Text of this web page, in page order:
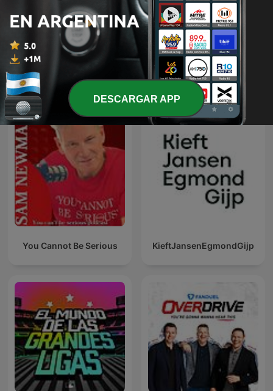
La Polémica Radio Radio
Más podcasts internacionales de Deportes
You Cannot Be Serious KieftJansenEgmondGijp
DESCARGAR APP